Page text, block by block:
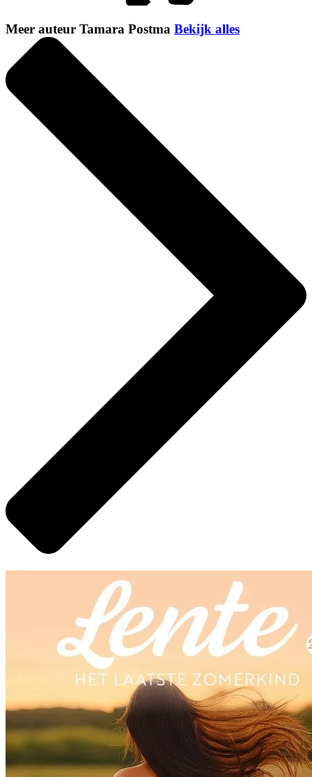
Meer auteur Tamara Postma Bekijk alles